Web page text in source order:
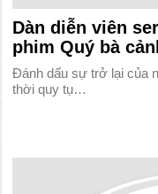
Dàn diễn viên
phim Quý bà
Đánh dấu sự trở lại của
thời quy tụ…